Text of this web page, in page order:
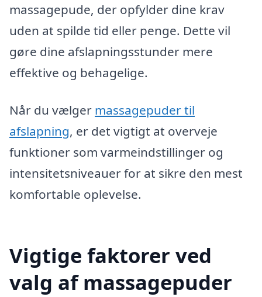
massagepude, der opfylder dine krav
uden at spilde tid eller penge. Dette vil
gøre dine afslapningsstunder mere
effektive og behagelige.
Når du vælger massagepuder til
afslapning, er det vigtigt at overveje
funktioner som varmeindstillinger og
intensitetsniveauer for at sikre den mest
komfortable oplevelse.
Vigtige faktorer ved
valg af massagepuder